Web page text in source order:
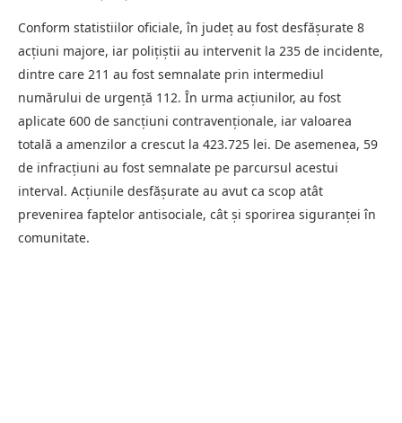
Conform statistiilor oficiale, în județ au fost desfășurate 8
acțiuni majore, iar polițiștii au intervenit la 235 de incidente,
dintre care 211 au fost semnalate prin intermediul
numărului de urgență 112. În urma acțiunilor, au fost
aplicate 600 de sancțiuni contravenționale, iar valoarea
totală a amenzilor a crescut la 423.725 lei. De asemenea, 59
de infracțiuni au fost semnalate pe parcursul acestui
interval. Acțiunile desfășurate au avut ca scop atât
prevenirea faptelor antisociale, cât și sporirea siguranței în
comunitate.